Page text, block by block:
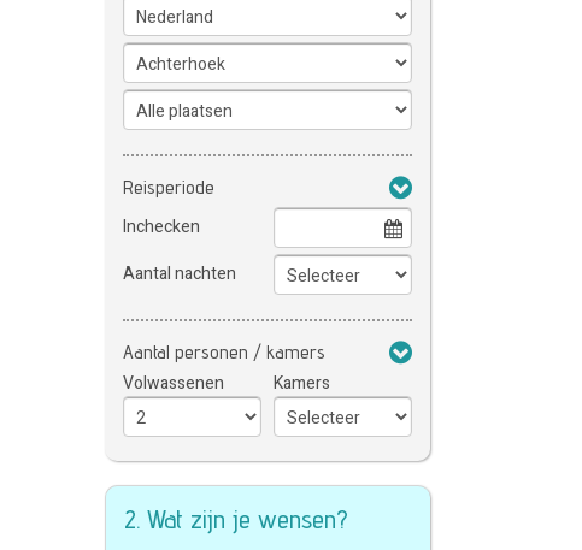
Reisperiode
Inchecken
Aantal nachten
Aantal personen / kamers
Volwassenen Kamers
2. Wat zijn je wensen?